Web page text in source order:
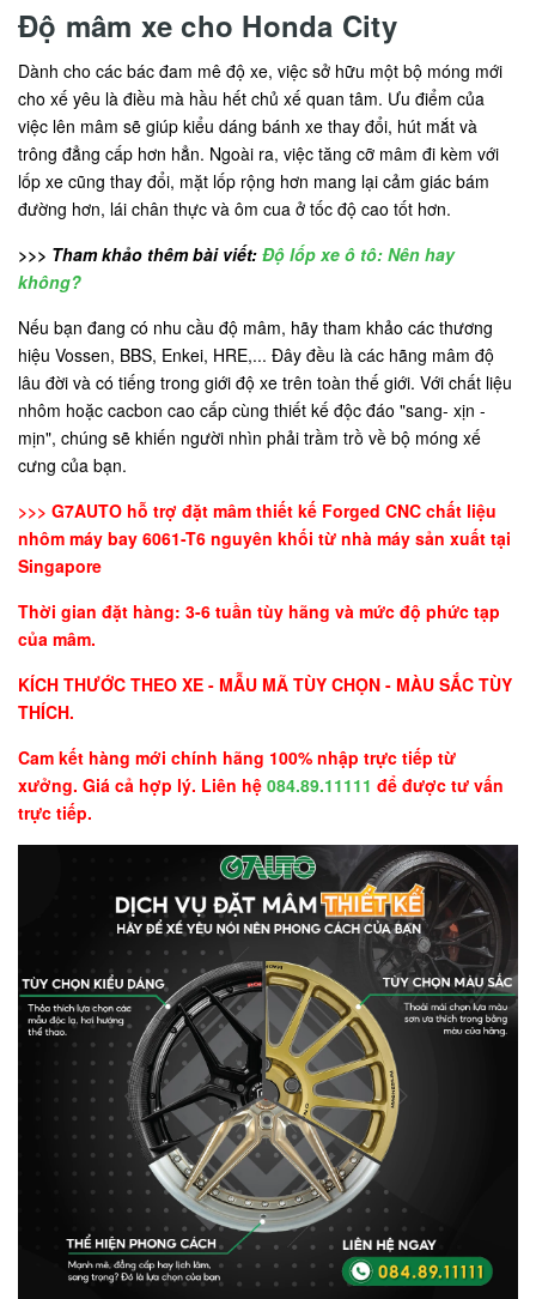
Độ mâm xe cho Honda City
Dành cho các bác đam mê độ xe, việc sở hữu một bộ móng mới
cho xế yêu là điều mà hầu hết chủ xế quan tâm. Ưu điểm của
việc lên mâm sẽ giúp kiểu dáng bánh xe thay đổi, hút mắt và
trông đẳng cấp hơn hẳn. Ngoài ra, việc tăng cỡ mâm đi kèm với
lốp xe cũng thay đổi, mặt lốp rộng hơn mang lại cảm giác bám
đường hơn, lái chân thực và ôm cua ở tốc độ cao tốt hơn.
>>> Tham khảo thêm bài viết: Độ lốp xe ô tô: Nên hay
không?
Nếu bạn đang có nhu cầu độ mâm, hãy tham khảo các thương
hiệu Vossen, BBS, Enkei, HRE,... Đây đều là các hãng mâm độ
lâu đời và có tiếng trong giới độ xe trên toàn thế giới. Với chất liệu
nhôm hoặc cacbon cao cấp cùng thiết kế độc đáo "sang- xịn -
mịn", chúng sẽ khiến người nhìn phải trầm trồ về bộ móng xế
cưng của bạn.
>>> G7AUTO hỗ trợ đặt mâm thiết kế Forged CNC chất liệu
nhôm máy bay 6061-T6 nguyên khối từ nhà máy sản xuất tại
Singapore
Thời gian đặt hàng: 3-6 tuần tùy hãng và mức độ phức tạp
của mâm.
KÍCH THƯỚC THEO XE - MẪU MÃ TÙY CHỌN - MÀU SẮC TÙY
THÍCH.
Cam kết hàng mới chính hãng 100% nhập trực tiếp từ
xưởng. Giá cả hợp lý. Liên hệ 084.89.11111 để được tư vấn
trực tiếp.